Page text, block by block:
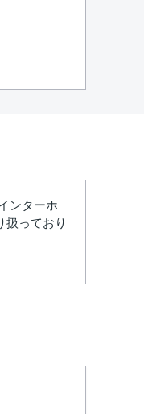
ンターホ
扱っており